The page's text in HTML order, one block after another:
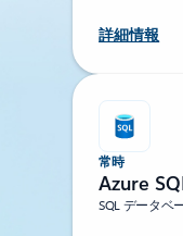
詳細情報
常時
Azure
SQL データベ